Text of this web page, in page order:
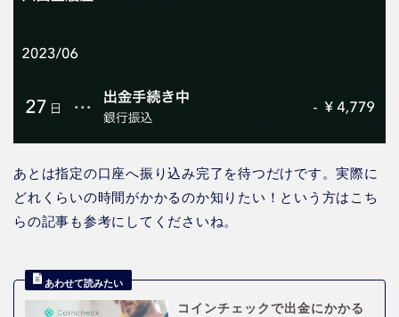
あとは指定の口座へ振り込み完了を待つだけです。実際に
どれくらいの時間がかかるのか知りたい！という方はこち
らの記事も参考にしてくださいね。
コインチェックで出金にかかる